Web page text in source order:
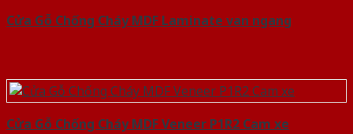
Cửa Gỗ Chống Cháy MDF Laminate van ngang
Cửa Gỗ Chống Cháy MDF Veneer P1R2 Cam xe